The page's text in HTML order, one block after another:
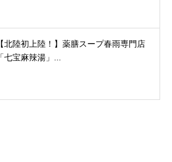
【北陸初上陸！】薬膳スープ春雨専門店
「七宝麻辣湯」...